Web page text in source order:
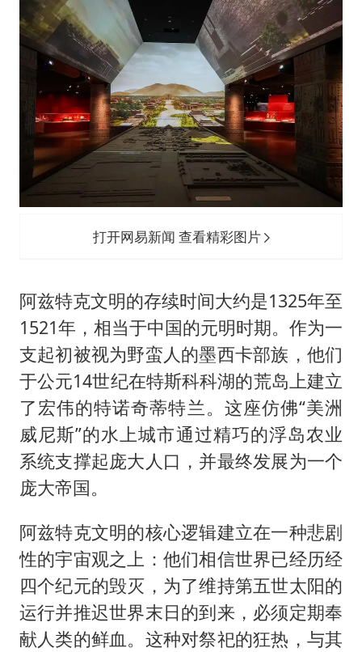
打开网易新闻 查看精彩图片
阿兹特克文明的存续时间大约是1325年至
1521年，相当于中国的元明时期。作为一
支起初被视为野蛮人的墨西卡部族，他们
于公元14世纪在特斯科科湖的荒岛上建立
了宏伟的特诺奇蒂特兰。这座仿佛“美洲
威尼斯”的水上城市通过精巧的浮岛农业
系统支撑起庞大人口，并最终发展为一个
庞大帝国。
阿兹特克文明的核心逻辑建立在一种悲剧
性的宇宙观之上：他们相信世界已经历经
四个纪元的毁灭，为了维持第五世太阳的
运行并推迟世界末日的到来，必须定期奉
献人类的鲜血。这种对祭祀的狂热，与其